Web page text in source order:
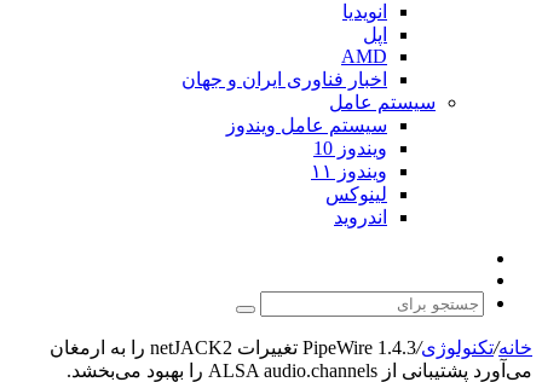
انویدیا
اپل
AMD
اخبار فناوری ایران و جهان
سیستم عامل
سیستم عامل ویندوز
ویندوز 10
ویندوز ۱۱
لینوکس
اندروید
پوسته
جستجو
خانه/تکنولوژی/
PipeWire 1.4.3 تغییرات netJACK2 را به ارمغان
می‌آورد پشتیبانی از ALSA audio.channels را بهبود می‌بخشد.